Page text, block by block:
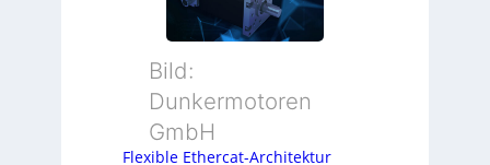
s
e
w
i
s
u
e
t
Bild:
Dunkermotoren
GmbH
Flexible Ethercat-Architektur